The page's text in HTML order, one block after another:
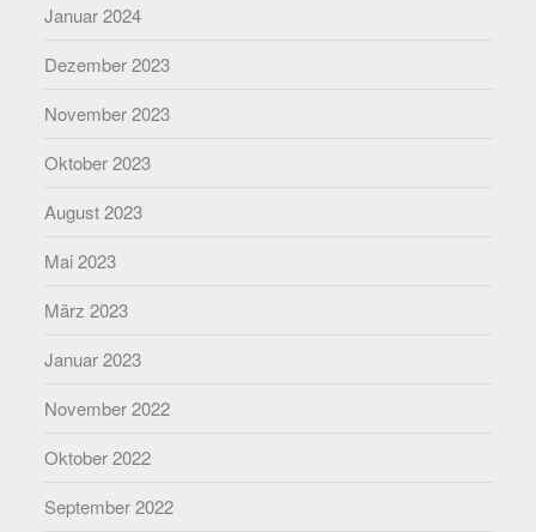
Januar 2024
Dezember 2023
November 2023
Oktober 2023
August 2023
Mai 2023
März 2023
Januar 2023
November 2022
Oktober 2022
September 2022